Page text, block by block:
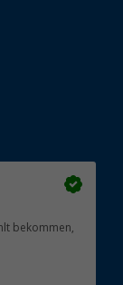
bekommen,